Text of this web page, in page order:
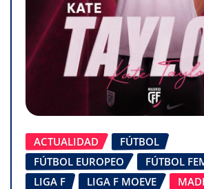
ACTUALIDAD
FÚTBOL
FÚTBOL EUROPEO
FÚTBOL
LIGA F
LIGA F MOEVE